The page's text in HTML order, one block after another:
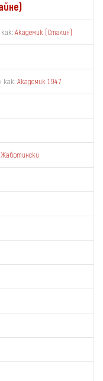
как:Академик (Сталин)
как:Академик 1947
Жаботински